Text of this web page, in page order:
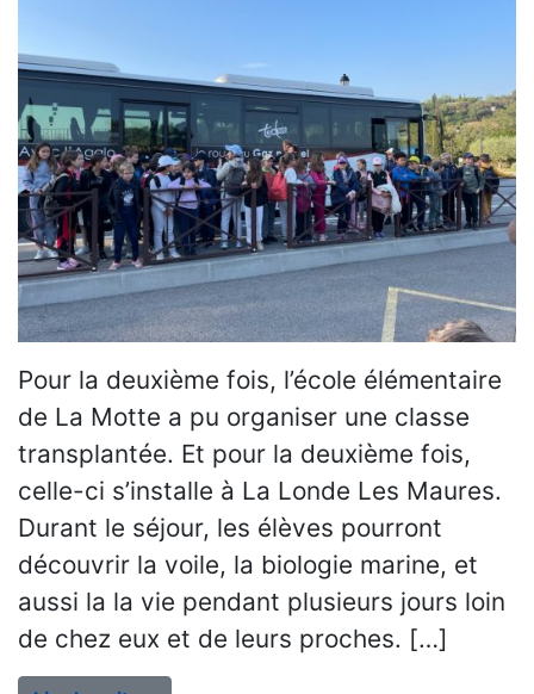
Pour la deuxième fois, l’école élémentaire
de La Motte a pu organiser une classe
transplantée. Et pour la deuxième fois,
celle-ci s’installe à La Londe Les Maures.
Durant le séjour, les élèves pourront
découvrir la voile, la biologie marine, et
aussi la la vie pendant plusieurs jours loin
de chez eux et de leurs proches. […]